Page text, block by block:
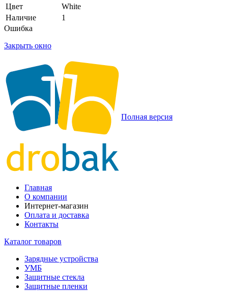
Цвет
White
Наличие
1
Ошибка
Закрыть окно
Полная версия
Главная
О компании
Интернет-магазин
Оплата и доставка
Контакты
Каталог товаров
Зарядные устройства
УМБ
Защитные стекла
Защитные пленки